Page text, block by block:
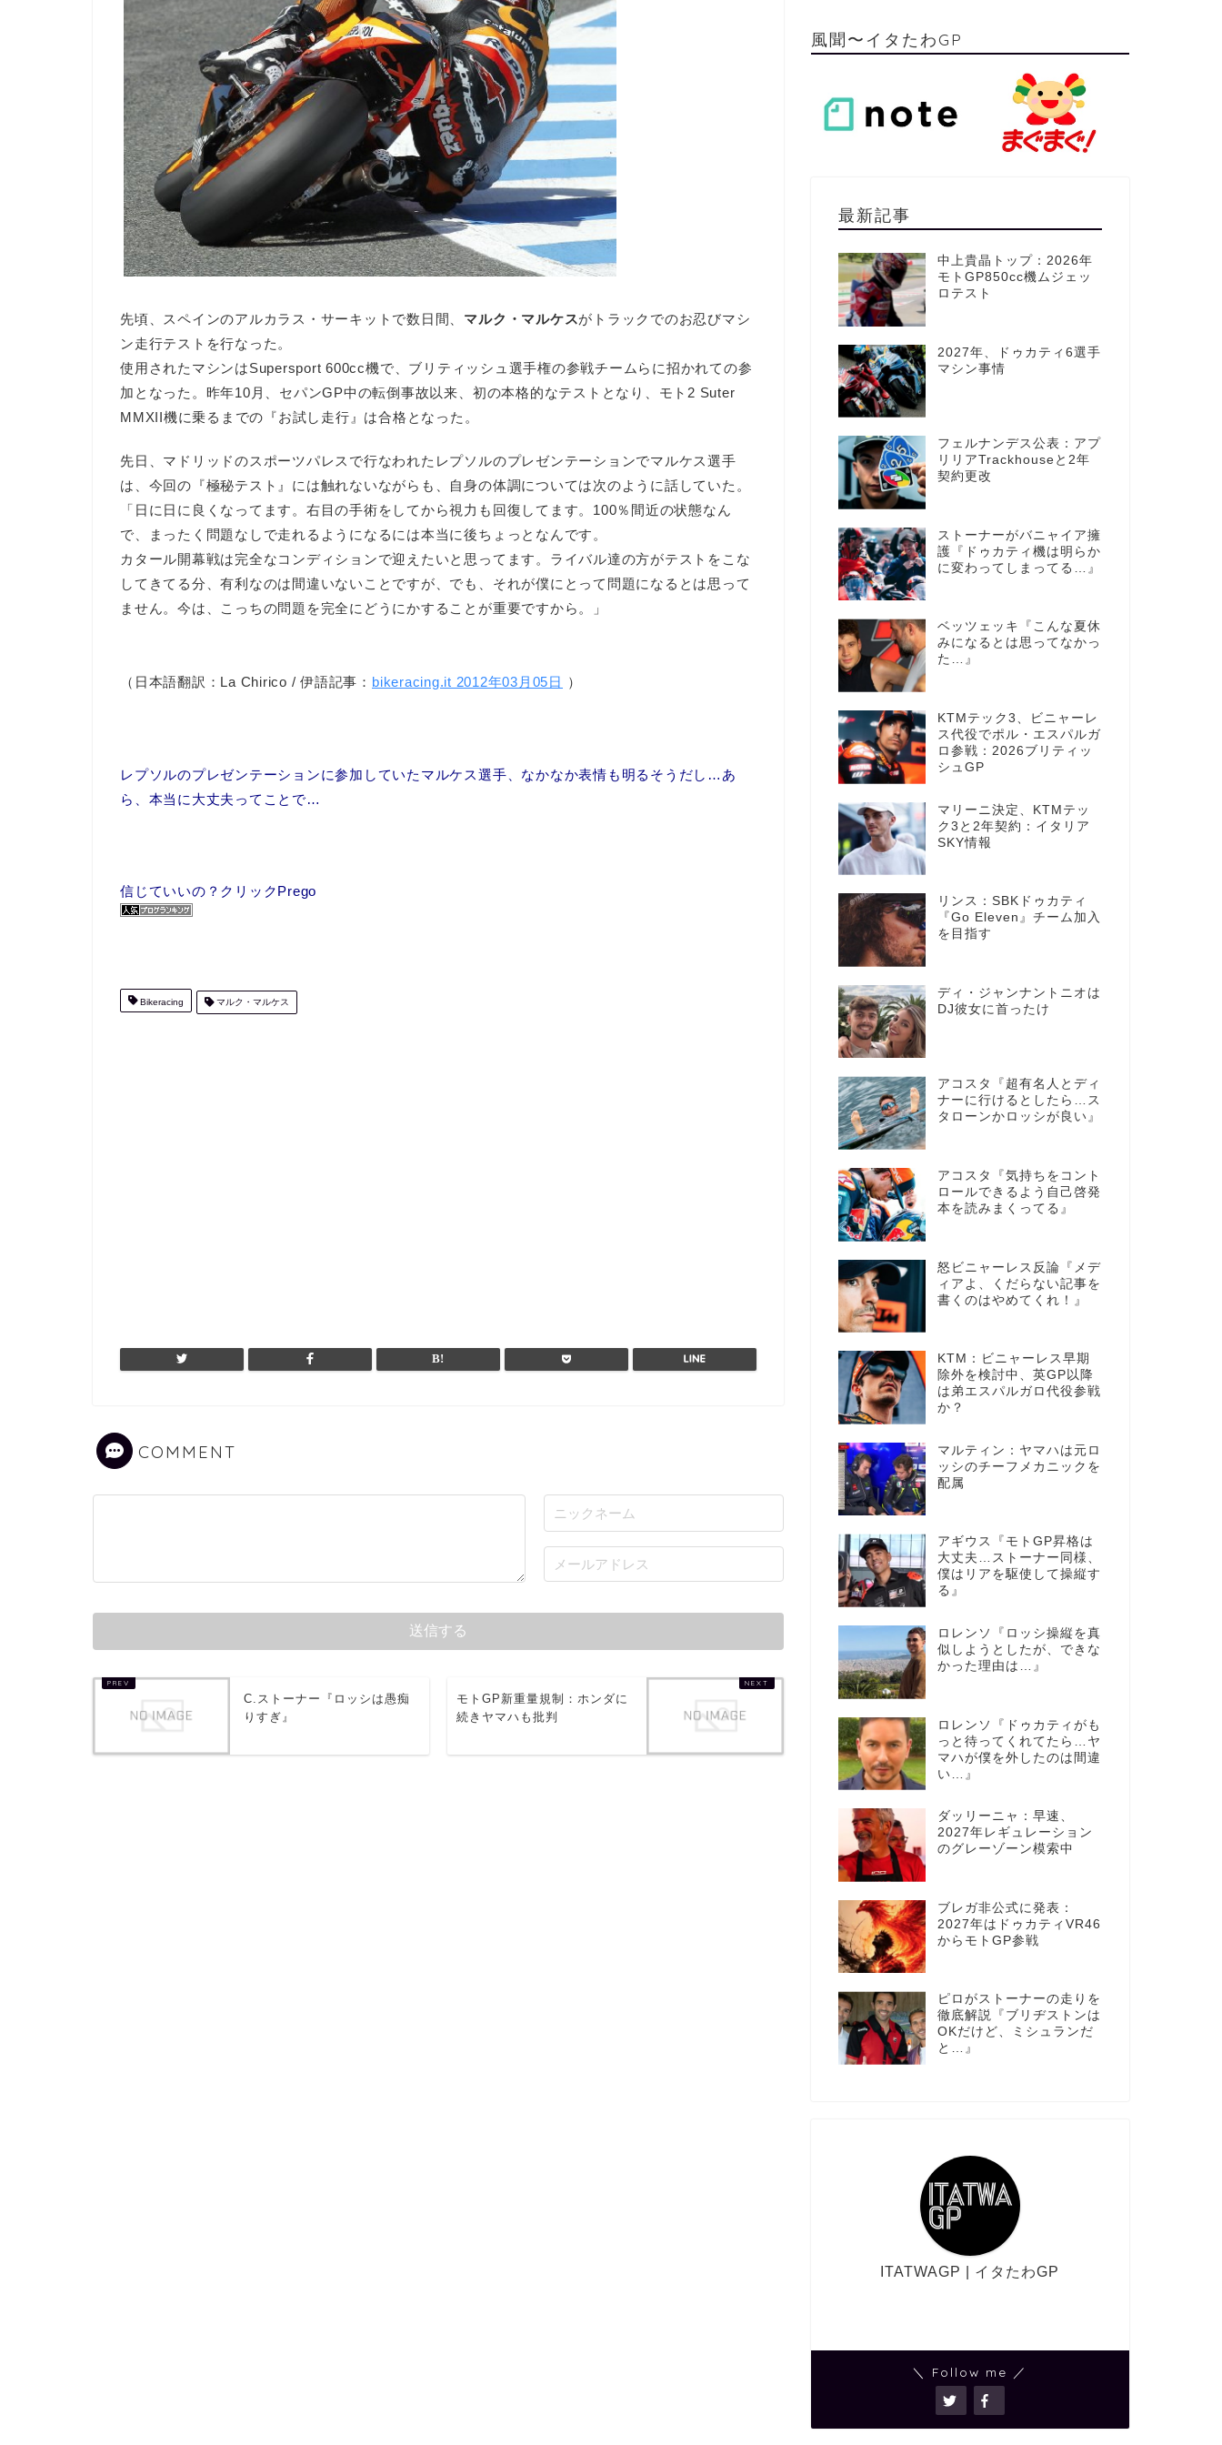
先頃、スペインのアルカラス・サーキットで数日間、 マルク・マルケスがトラックでのお忍びマシ
ン走行テストを行なった。
使用されたマシンはSupersport 600cc機で、ブリティッシュ選手権の参戦チームらに招かれての参
加となった。昨年10月、セパンGP中の転倒事故以来、初の本格的なテストとなり、モト2 Suter
MMXII機に乗るまでの『お試し走行』は合格となった。
先日、マドリッドのスポーツパレスで行なわれたレプソルのプレゼンテーションでマルケス選手
は、今回の『極秘テスト』には触れないながらも、自身の体調については次のように話していた。
「日に日に良くなってます。右目の手術をしてから視力も回復してます。100％間近の状態なん
で、まったく問題なしで走れるようになるには本当に後ちょっとなんです。
カタール開幕戦は完全なコンディションで迎えたいと思ってます。ライバル達の方がテストをこな
してきてる分、有利なのは間違いないことですが、でも、それが僕にとって問題になるとは思って
ません。今は、こっちの問題を完全にどうにかすることが重要ですから。」
（日本語翻訳：La Chirico / 伊語記事： bikeracing.it 2012年03月05日 ）
レプソルのプレゼンテーションに参加していたマルケス選手、なかなか表情も明るそうだし…あ
ら、本当に大丈夫ってことで…
信じていいの？クリックPrego
Bikeracing マルク・マルケス
COMMENT
C.ストーナー『ロッシは愚痴
りすぎ』
モトGP新重量規制：ホンダに
続きヤマハも批判
風聞〜イタたわGP
最新記事
中上貴晶トップ：2026年
モトGP850cc機ムジェッ
ロテスト
2027年、ドゥカティ6選手
マシン事情
フェルナンデス公表：アプ
リリアTrackhouseと2年
契約更改
ストーナーがバニャイア擁
護『ドゥカティ機は明らか
に変わってしまってる…』
ベッツェッキ『こんな夏休
みになるとは思ってなかっ
た…』
KTMテック3、ビニャーレ
ス代役でポル・エスパルガ
ロ参戦：2026ブリティッ
シュGP
マリーニ決定、KTMテッ
ク3と2年契約：イタリア
SKY情報
リンス：SBKドゥカティ
『Go Eleven』チーム加入
を目指す
ディ・ジャンナントニオは
DJ彼女に首ったけ
アコスタ『超有名人とディ
ナーに行けるとしたら…ス
タローンかロッシが良い』
アコスタ『気持ちをコント
ロールできるよう自己啓発
本を読みまくってる』
怒ビニャーレス反論『メデ
ィアよ、くだらない記事を
書くのはやめてくれ！』
KTM：ビニャーレス早期
除外を検討中、英GP以降
は弟エスパルガロ代役参戦
か？
マルティン：ヤマハは元ロ
ッシのチーフメカニックを
配属
アギウス『モトGP昇格は
大丈夫…ストーナー同様、
僕はリアを駆使して操縦す
る』
ロレンソ『ロッシ操縦を真
似しようとしたが、できな
かった理由は…』
ロレンソ『ドゥカティがも
っと待ってくれてたら…ヤ
マハが僕を外したのは間違
い…』
ダッリーニャ：早速、
2027年レギュレーション
のグレーゾーン模索中
ブレガ非公式に発表：
2027年はドゥカティVR46
からモトGP参戦
ピロがストーナーの走りを
徹底解説『ブリヂストンは
OKだけど、ミシュランだ
と…』
ITATWAGP | イタたわGP
＼ Follow me ／